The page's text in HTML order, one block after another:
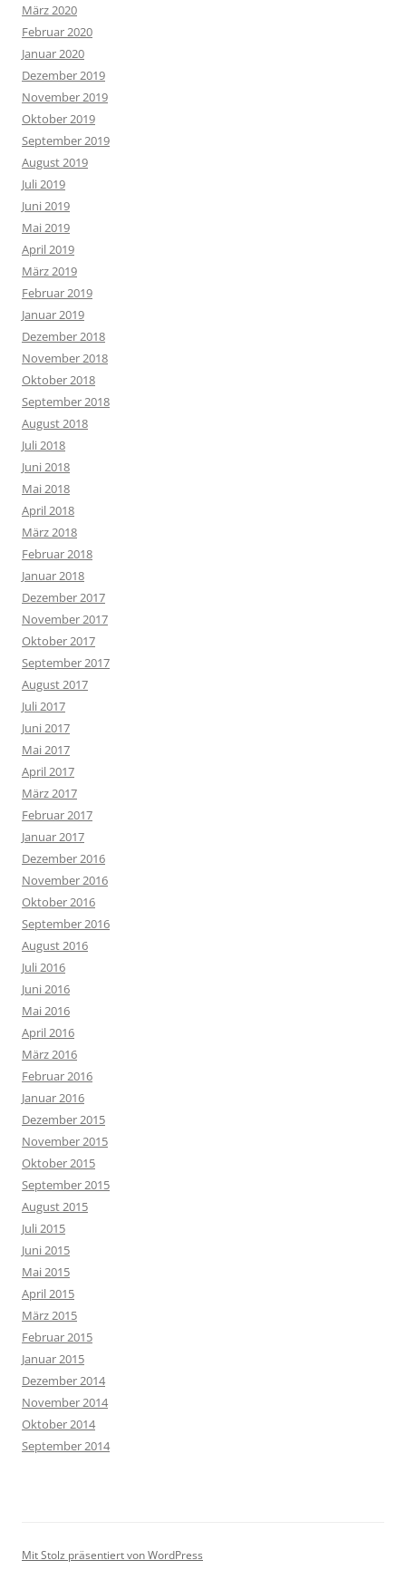
März 2020
Februar 2020
Januar 2020
Dezember 2019
November 2019
Oktober 2019
September 2019
August 2019
Juli 2019
Juni 2019
Mai 2019
April 2019
März 2019
Februar 2019
Januar 2019
Dezember 2018
November 2018
Oktober 2018
September 2018
August 2018
Juli 2018
Juni 2018
Mai 2018
April 2018
März 2018
Februar 2018
Januar 2018
Dezember 2017
November 2017
Oktober 2017
September 2017
August 2017
Juli 2017
Juni 2017
Mai 2017
April 2017
März 2017
Februar 2017
Januar 2017
Dezember 2016
November 2016
Oktober 2016
September 2016
August 2016
Juli 2016
Juni 2016
Mai 2016
April 2016
März 2016
Februar 2016
Januar 2016
Dezember 2015
November 2015
Oktober 2015
September 2015
August 2015
Juli 2015
Juni 2015
Mai 2015
April 2015
März 2015
Februar 2015
Januar 2015
Dezember 2014
November 2014
Oktober 2014
September 2014
Mit Stolz präsentiert von WordPress